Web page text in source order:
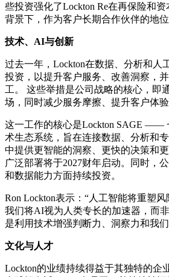
些投资强化了Lockton Re在再保险和
背景下，作为客户长期合作伙伴的地位
技术、AI与创新
过去一年，Lockton在数据、分析和人
投资，以提升客户服务、改善洞察，
工。 这些举措是公司战略的核心，即
场，同时减少服务摩擦、提升客户体
这一工作的核心是Lockton SAGE ——
术生态系统，旨在连接数据、分析和
中提供更智能的洞察、更快的决策和
广泛部署将于2027财年启动。同时，
和数据能力方面持续投资。
Ron Lockton表示：“人工智能将重塑风
我们将AI视为人类专长的加速器，而
是利用技术增强判断力、洞察力和我
文化与人才
Lockton的业绩持续得益于其独特的企